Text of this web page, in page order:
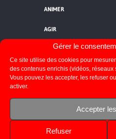
Gérer le
Ce site utilise des cookies pour
des contenus enrichis (vidéos, réseaux
Vous pouvez les accepter, les refuser
activer.
Accepter
Refuser
ANIMER
AGIR
QUI SOMMES-NOUS ?
NOUS CONTACTER